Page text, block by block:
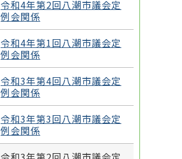
令和4年第2回八潮市議会定
例会関係
令和4年第1回八潮市議会定
例会関係
令和3年第4回八潮市議会定
例会関係
令和3年第3回八潮市議会定
例会関係